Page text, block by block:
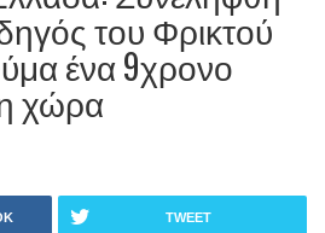
του Φρικτού
ένα 9χρονο
χώρα
TWEET